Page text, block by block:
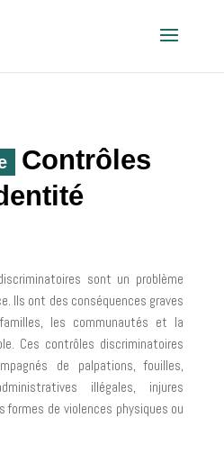
Contrôles
sont un problème
Ils ont des conséquences graves
les communautés et la
Ces contrôles discriminatoires
de palpations, fouilles,
illégales, injures
formes de violences physiques ou